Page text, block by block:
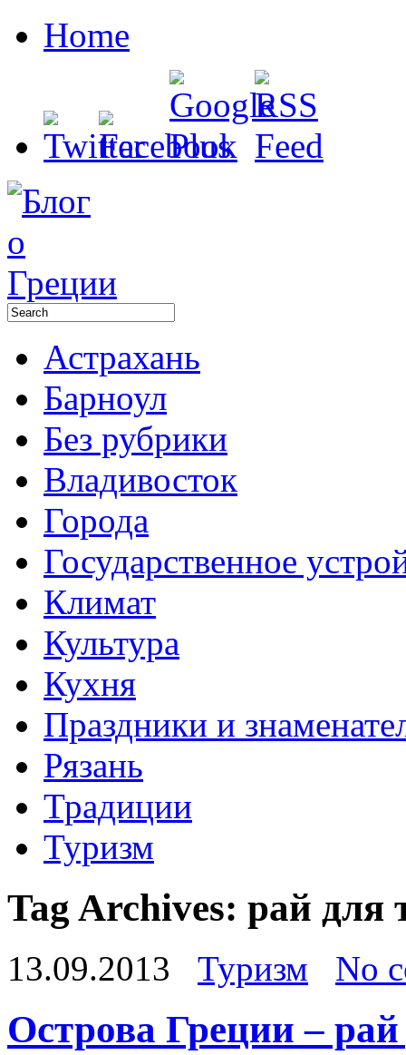
Home
Астрахань
Барноул
Без рубрики
Владивосток
Города
Государственное
Климат
Культура
Кухня
Праздники и
Рязань
Традиции
Туризм
Tag Archives: рай для
13.09.2013 Туризм No
Острова Греции – рай